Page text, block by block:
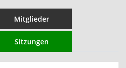
Mitglieder
Sitzungen